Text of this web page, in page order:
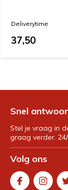
Deliverytime
37,50
Snel
Stel je vraag in
graag verder.
Volg ons